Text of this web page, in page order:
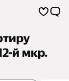
й мкр.